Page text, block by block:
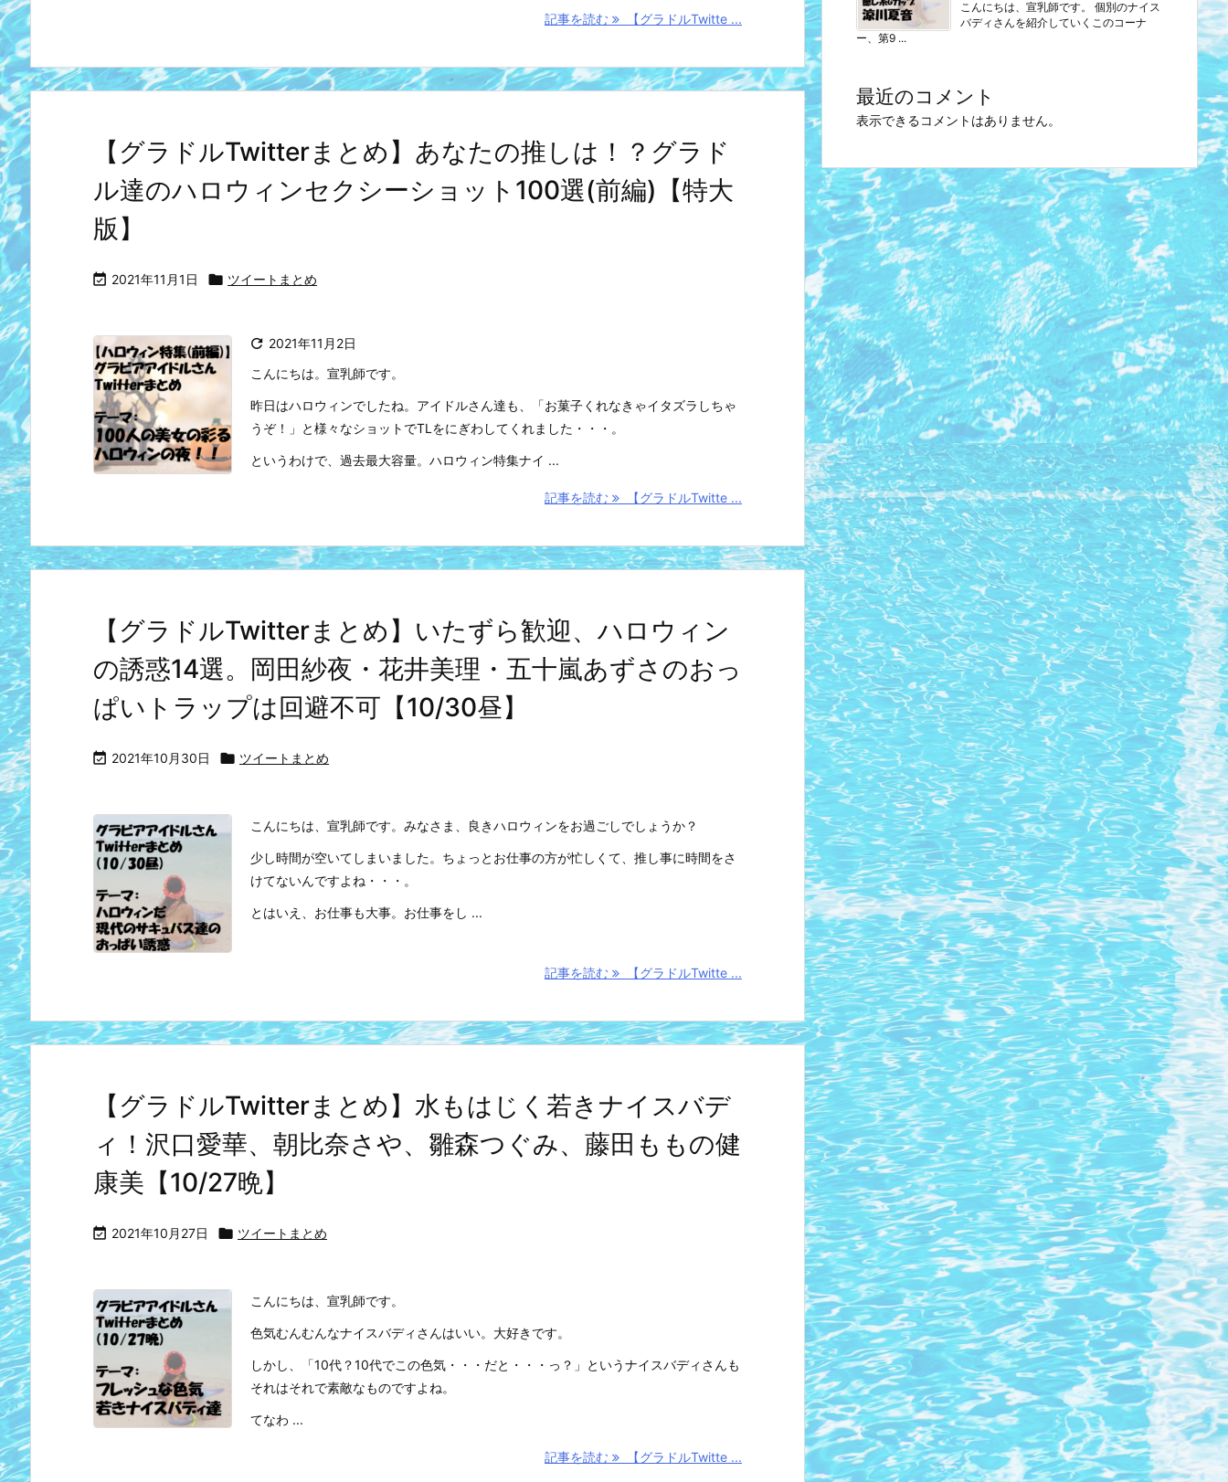
記事を読む 【グラドルTwitte ...
【グラドルTwitterまとめ】あなたの推しは！？グラド
ル達のハロウィンセクシーショット100選(前編)【特大
版】
 2021年11月1日  ツイートまとめ
 2021年11月2日
こんにちは。宣乳師です。
昨日はハロウィンでしたね。アイドルさん達も、「お菓子くれなきゃイタズラしちゃ
うぞ！」と様々なショットでTLをにぎわしてくれました・・・。
というわけで、過去最大容量。ハロウィン特集ナイ ...
記事を読む 【グラドルTwitte ...
【グラドルTwitterまとめ】いたずら歓迎、ハロウィン
の誘惑14選。岡田紗夜・花井美理・五十嵐あずさのおっ
ぱいトラップは回避不可【10/30昼】
 2021年10月30日  ツイートまとめ
こんにちは、宣乳師です。みなさま、良きハロウィンをお過ごしでしょうか？
少し時間が空いてしまいました。ちょっとお仕事の方が忙しくて、推し事に時間をさ
けてないんですよね・・・。
とはいえ、お仕事も大事。お仕事をし ...
記事を読む 【グラドルTwitte ...
【グラドルTwitterまとめ】水もはじく若きナイスバデ
ィ！沢口愛華、朝比奈さや、雛森つぐみ、藤田ももの健
康美【10/27晩】
 2021年10月27日  ツイートまとめ
こんにちは、宣乳師です。
色気むんむんなナイスバディさんはいい。大好きです。
しかし、「10代？10代でこの色気・・・だと・・・っ？」というナイスバディさんも
それはそれで素敵なものですよね。
てなわ ...
記事を読む 【グラドルTwitte ...
こんにちは、宣乳師です。 個別のナイス
バディさんを紹介していくこのコーナ
ー、第9 ...
最近のコメント
表示できるコメントはありません。